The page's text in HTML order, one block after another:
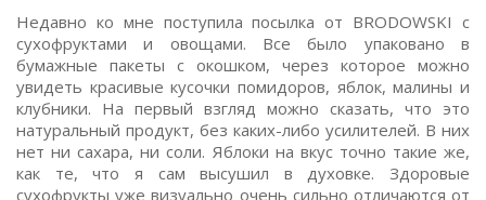
Недавно ко мне поступила посылка от BRODOWSKI с
сухофруктами и овощами. Все было упаковано в
бумажные пакеты с окошком, через которое можно
увидеть красивые кусочки помидоров, яблок, малины и
клубники. На первый взгляд можно сказать, что это
натуральный продукт, без каких-либо усилителей. В них
нет ни сахара, ни соли. Яблоки на вкус точно такие же,
как те, что я сам высушил в духовке. Здоровые
сухофрукты уже визуально очень сильно отличаются от